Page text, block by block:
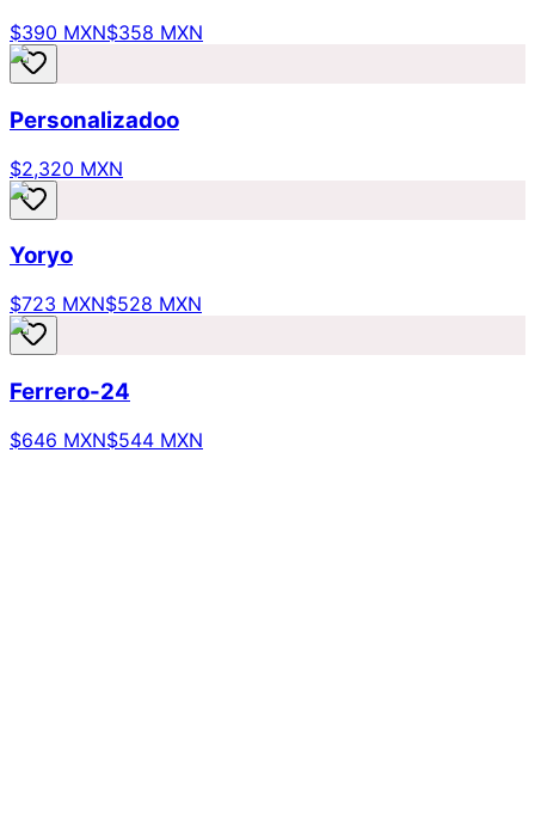
$390 MXN$358 MXN
Personalizadoo
$2,320 MXN
Yoryo
$723 MXN$528 MXN
Ferrero-24
$646 MXN$544 MXN